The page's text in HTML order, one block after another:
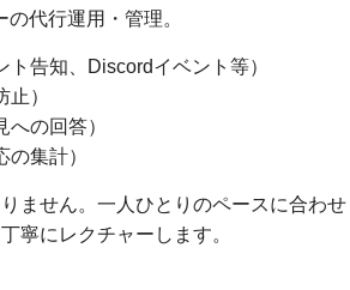
代行運用・管理。
告知、Discordイベント等）
）
の回答）
集計）
ません。一人ひとりのペースに合わせ
寧にレクチャーします。